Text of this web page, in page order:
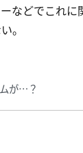
などでこれ
。
が…？